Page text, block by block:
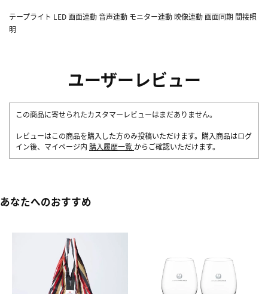
テープライト LED 画面連動 音声連動 モニター連動 映像連動 画面同期 間接照
明
ユーザーレビュー
この商品に寄せられたカスタマーレビューはまだありません。
レビューはこの商品を購入した方のみ投稿いただけます。購入商品はログ
イン後、マイページ内 購入履歴一覧 からご確認いただけます。
あなたへのおすすめ